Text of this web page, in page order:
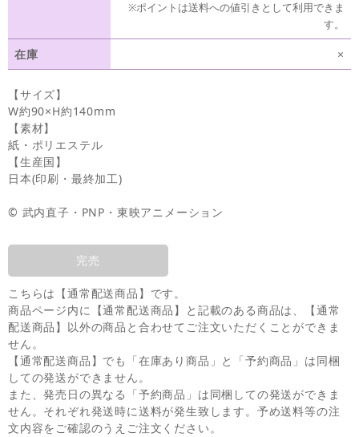
※ポイントは送料への値引きとして利用できま
す。
在庫 ×
【サイズ】
W約90×H約140mm
【素材】
紙・ポリエステル
【生産国】
日本(印刷・最終加工)
© 武内直子・PNP・東映アニメーション
完売
こちらは【通常配送商品】です。
商品ページ内に【通常配送商品】と記載のある商品は、【通常
配送商品】以外の商品と合わせてご注文いただくことができま
せん。
【通常配送商品】でも「在庫あり商品」と「予約商品」は同梱
しての発送ができません。
また、発売日の異なる「予約商品」は同梱しての発送ができま
せん。それぞれ発送時に送料が発生致します。予め送料等の注
文内容をご確認のうえご注文ください。